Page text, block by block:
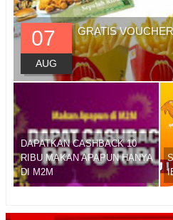
GRATIS
07
AUG
DAPATKAN CASHBACK 10
RIBU MAKAN APAPUN HANYA
DI M2M